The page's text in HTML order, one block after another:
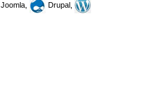
Joomla,
Drupal,